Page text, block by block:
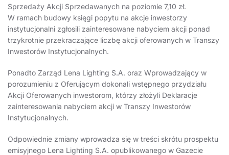
Sprzedaży Akcji Sprzedawanych na poziomie 7,10 zł.
W ramach budowy księgi popytu na akcje inwestorzy
instytucjonalni zgłosili zainteresowane nabyciem akcji ponad
trzykrotnie przekraczające liczbę akcji oferowanych w Transzy
Inwestorów Instytucjonalnych.
Ponadto Zarząd Lena Lighting S.A. oraz Wprowadzający w
porozumieniu z Oferującym dokonali wstępnego przydziału
Akcji Oferowanych inwestorom, którzy złożyli Deklaracje
zainteresowania nabyciem akcji w Transzy Inwestorów
Instytucjonalnych.
Odpowiednie zmiany wprowadza się w treści skrótu prospektu
emisyjnego Lena Lighting S.A. opublikowanego w Gazecie